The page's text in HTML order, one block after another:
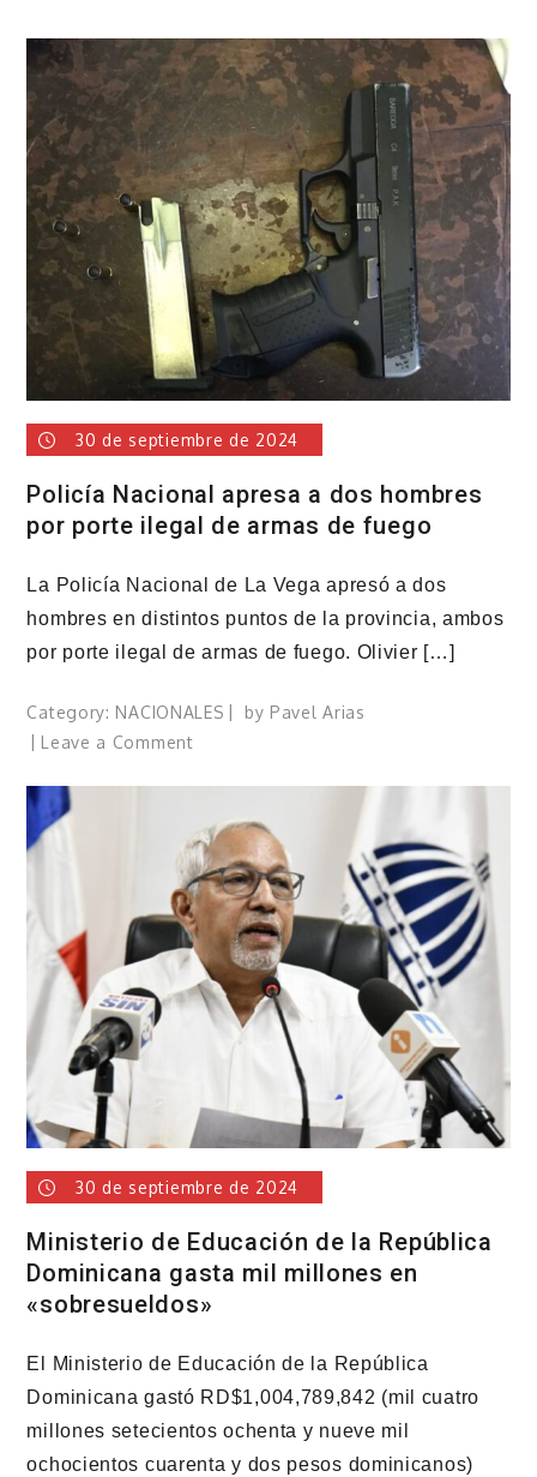
30 de septiembre de 2024
Policía Nacional apresa a dos hombres
por porte ilegal de armas de fuego
La Policía Nacional de La Vega apresó a dos
hombres en distintos puntos de la provincia, ambos
por porte ilegal de armas de fuego. Olivier […]
Category: NACIONALES by Pavel Arias
Leave a Commenton
apresa
a
dos
hombres
por
porte
ilegal
de
armas
fuego
30 de septiembre de 2024
Ministerio de Educación de la República
Dominicana gasta mil millones en
«sobresueldos»
El Ministerio de Educación de la República
Dominicana gastó RD$1,004,789,842 (mil cuatro
millones setecientos ochenta y nueve mil
ochocientos cuarenta y dos pesos dominicanos)